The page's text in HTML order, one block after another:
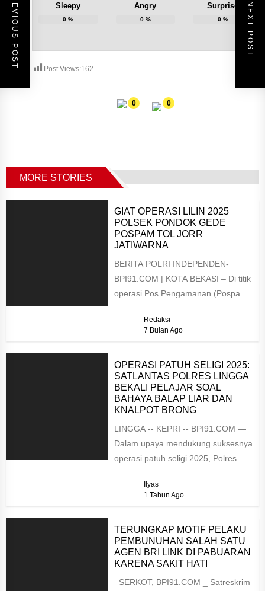
Sleepy
0 %
Angry
0%
Surprise
0%
Post Views:162
0 0
PREVIOUS POST NEXT POST
MORE STORIES
GIAT OPERASI LILIN 2025
POLSEK PONDOK GEDE
POSPAM TOL JORR
JATIWARNA
BERITA POLRI INDEPENDEN-
BPI91.COM | KOTA BEKASI – Di titik
operasi Pos Pengamanan (Pospam)
Pondok Gede...
Redaksi
7 Bulan Ago
OPERASI PATUH SELIGI 2025:
SATLANTAS POLRES LINGGA
BEKALI PELAJAR SOAL
BAHAYA BALAP LIAR DAN
KNALPOT BRONG
LINGGA -- KEPRI -- BPI91.COM —
Dalam upaya mendukung suksesnya
operasi patuh seligi 2025, Polres
kembali...Ilyas
1 Tahun Ago
TERUNGKAP MOTIF PELAKU
PEMBUNUHAN SALAH SATU
AGEN BRI LINK DI PABUARAN
KARENA SAKIT HATI
SERKOT, BPI91.COM _ Satreskrim